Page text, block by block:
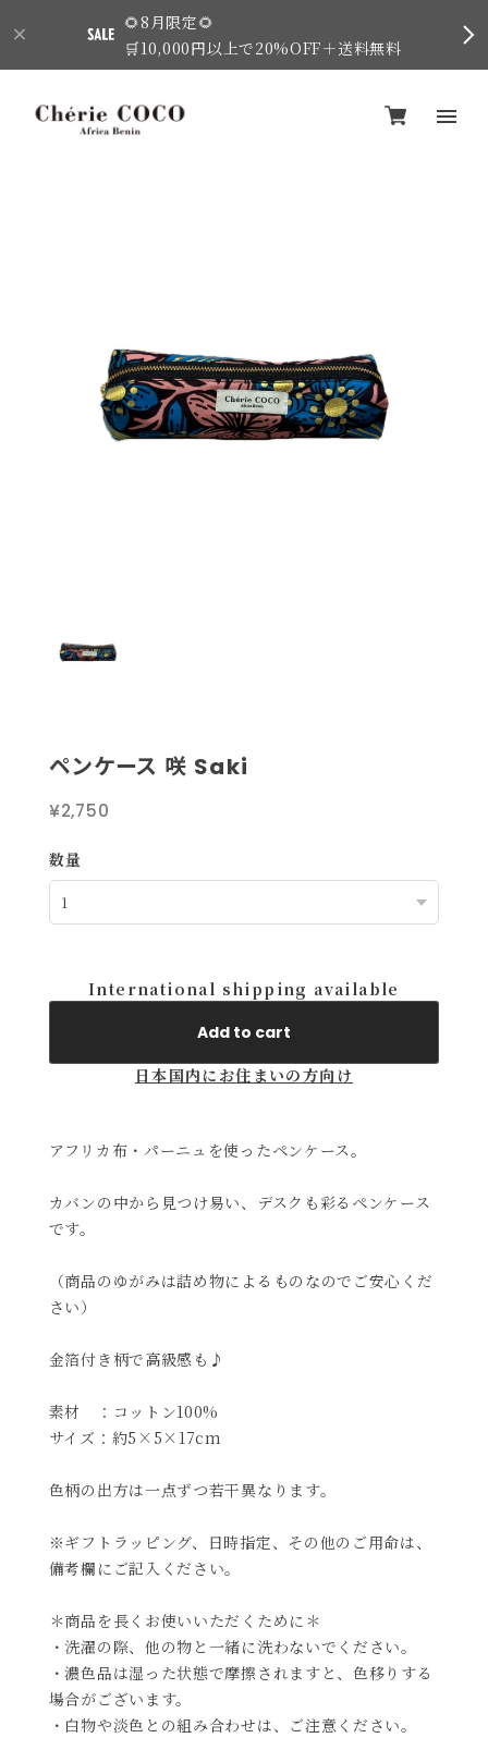
🌻8月限定🌻
🛒10,000円以上で20%OFF＋送料無料
ペンケース 咲 Saki
¥2,750
数量
International shipping available
Add to cart
日本国内にお住まいの方向け
アフリカ布・パーニュを使ったペンケース。
カバンの中から見つけ易い、デスクも彩るペンケース
です。
（商品のゆがみは詰め物によるものなのでご安心くだ
さい）
金箔付き柄で高級感も♪
素材 ：コットン100%
サイズ：約5×5×17cm
色柄の出方は一点ずつ若干異なります。
※ギフトラッピング、日時指定、その他のご用命は、
備考欄にご記入ください。
＊商品を長くお使いいただくために＊
・洗濯の際、他の物と一緒に洗わないでください。
・濃色品は湿った状態で摩擦されますと、色移りする
場合がございます。
・白物や淡色との組み合わせは、ご注意ください。